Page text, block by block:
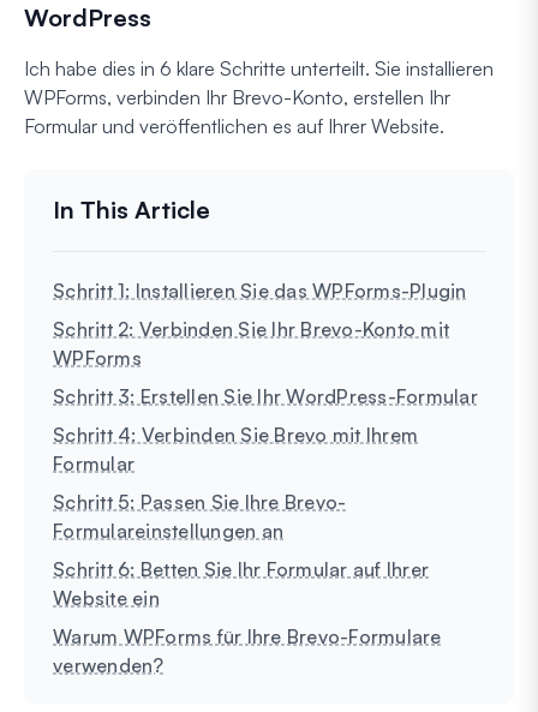
WordPress
Ich habe dies in 6 klare Schritte unterteilt. Sie installieren
WPForms, verbinden Ihr Brevo-Konto, erstellen Ihr
Formular und veröffentlichen es auf Ihrer Website.
Schritt 1: Installieren Sie das WPForms-Plugin
Schritt 2: Verbinden Sie Ihr Brevo-Konto mit
WPForms
Schritt 3: Erstellen Sie Ihr WordPress-Formular
Schritt 4: Verbinden Sie Brevo mit Ihrem
Formular
Schritt 5: Passen Sie Ihre Brevo-
Formulareinstellungen an
Schritt 6: Betten Sie Ihr Formular auf Ihrer
Website ein
Warum WPForms für Ihre Brevo-Formulare
verwenden?